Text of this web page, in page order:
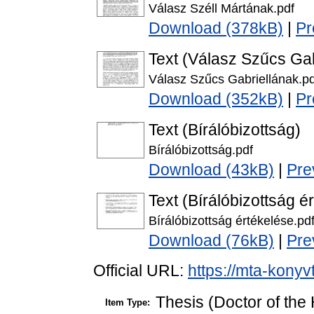
Válasz Széll Mártának.pdf
Download (378kB)
Text (Válasz Szűcs
Válasz Szűcs
Download (352kB)
Text (Bírálóbizottság)
Bírálóbizottság.pdf
Download (43kB)
Text (Bírálóbizottság
Bírálóbizottság értékelése.pdf
Download (76kB)
Official URL: https://mta-
Item Type: Thesis (Doctor of the